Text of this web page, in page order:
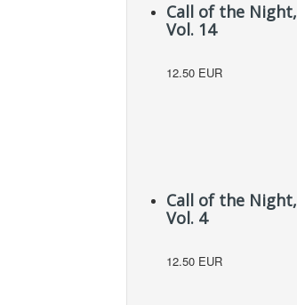
Call of the Night,
Vol. 14
12.50 EUR
Call of the Night,
Vol. 4
12.50 EUR